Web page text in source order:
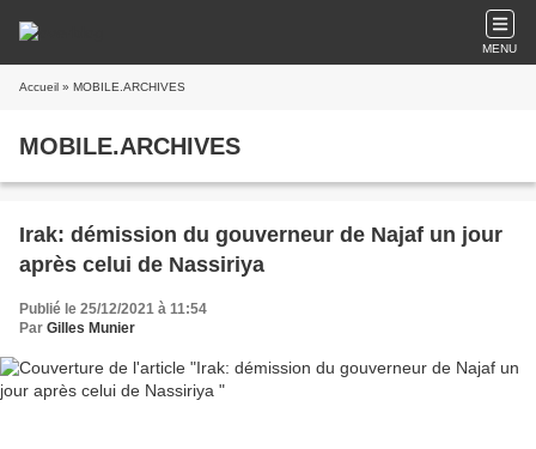
MENU
Accueil » MOBILE.ARCHIVES
MOBILE.ARCHIVES
Irak: démission du gouverneur de Najaf un jour
après celui de Nassiriya
Publié le 25/12/2021 à 11:54
Par Gilles Munier